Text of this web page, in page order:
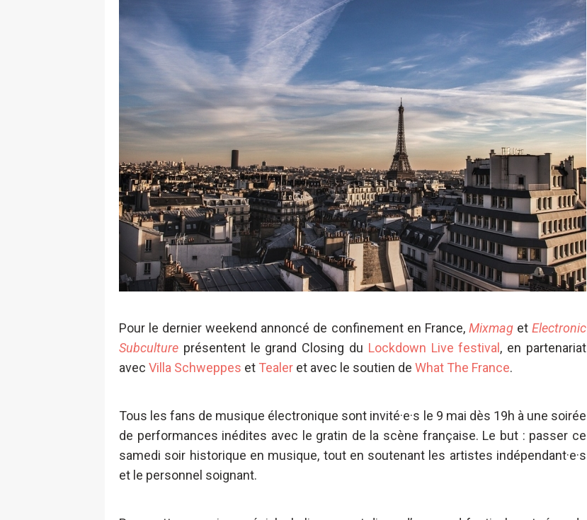
Pour le dernier weekend annoncé de confinement en France, MixmagetElectronic
Subculture présentent le grand Closing du Lockdown Live festival , en partenariat
avec Villa Schweppes et Tealer et avec le soutien de What The France.
Tous les fans de musique électronique sont invité·e·s le 9 mai dès 19h à une soirée
de performances inédites avec le gratin de la scène française. Le but : passer ce
samedi soir historique en musique, tout en soutenant les artistes indépendant·e·s
et le personnel soignant.